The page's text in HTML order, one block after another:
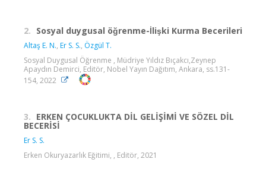
2. Sosyal duygusal öğrenme-İlişki Kurma Becerileri
Altaş E. N., Er S. S., Özgül T.
Sosyal Duygusal Öğrenme , Müdriye Yıldız Bıçakcı,Zeynep
Apaydın Demirci, Editör, Nobel Yayın Dağıtım, Ankara, ss.131-
154, 2022
3. ERKEN ÇOCUKLUKTA DİL GELİŞİMİ VE SÖZEL DİL
BECERİSİ
Er S. S.
Erken Okuryazarlık Eğitimi, , Editör, 2021